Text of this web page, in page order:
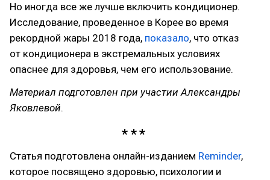
Но иногда все же лучше включить кондиционер.
Исследование, проведенное в Корее во время
рекордной жары 2018 года, показало, что отказ
от кондиционера в экстремальных условиях
опаснее для здоровья, чем его использование.
Материал подготовлен при участии Александры
Яковлевой.
Статья подготовлена онлайн-изданием Reminder,
которое посвящено здоровью, психологии и